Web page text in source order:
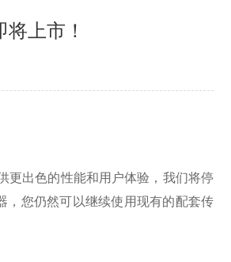
上市！
出色的性能和用户体验，我们将停
，您仍然可以继续使用现有的配套传